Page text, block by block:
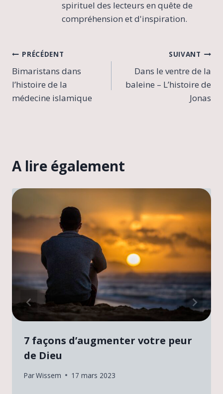
spirituel des lecteurs en quête de
compréhension et d'inspiration.
Navigation
de
l’article
PRÉCÉDENT
Bimaristans dans
l’histoire de la
médecine islamique
SUIVANT
Dans le ventre de la
baleine – L’histoire de
Jonas
A lire également
7 façons d’augmenter votre peur
de Dieu
ParWissem 17 mars 2023